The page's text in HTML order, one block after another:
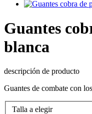
Guantes
blanca
descripción de producto
Guantes de combate con
Talla a elegir